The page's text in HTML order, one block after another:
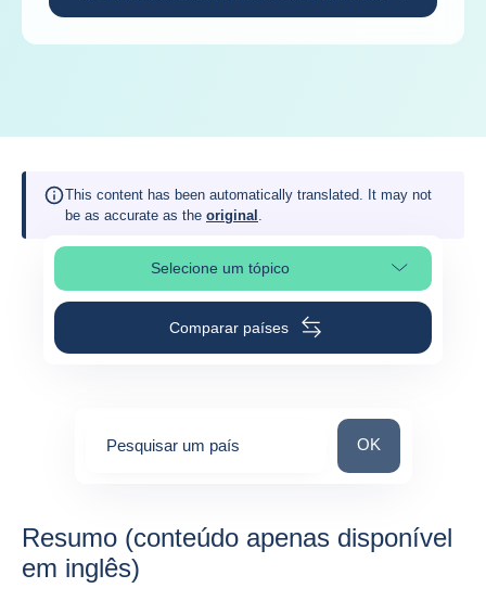
This content has been automatically translated. It may not
be as accurate as the original .
Selecione um tópicoSelecionar a secção da página
Comparar países
Pesquisar um país Pesquisar um
OK
Resumo (conteúdo apenas disponível
em inglês)